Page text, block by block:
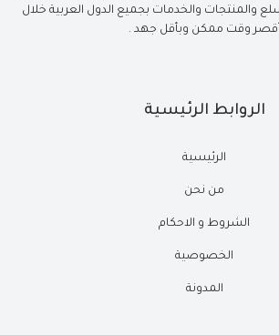
والمنتجات والخدمات بجميع الدول العربية خلال
أقصر وقت ممكن وبأقل جهد .
الروابط الرئيسية
الرئيسية
من نحن
الشروط و الاحكام
الخصوصية
المدونة